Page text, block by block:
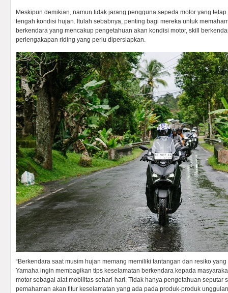
Meskipun demikian, namun tidak jarang pengguna sepeda motor yang
tengah kondisi hujan. Itulah sebabnya, penting bagi mereka untuk
berkendara yang mencakup pengetahuan akan kondisi motor, skill
perlengakapan riding yang perlu dipersiapkan.
“Berkendara saat musim hujan memang memiliki tantangan dan resiko
Yamaha ingin membagikan tips keselamatan berkendara kepada
motor sebagai alat mobilitas sehari-hari. Tidak hanya pengetahuan seputar
pemahaman akan fitur keselamatan yang ada pada produk-produk